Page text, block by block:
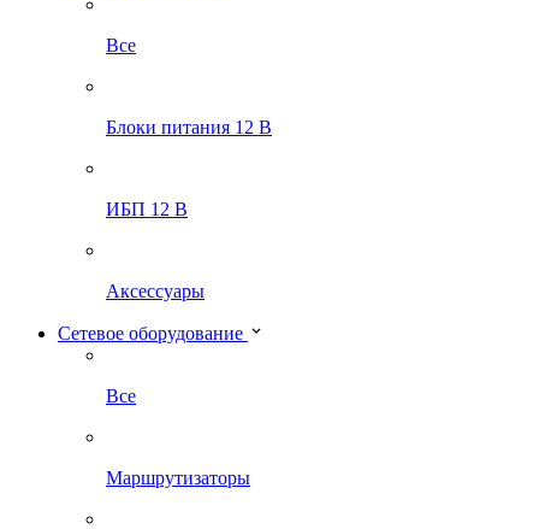
Все
Блоки питания 12 В
ИБП 12 В
Аксессуары
Сетевое оборудование
Все
Маршрутизаторы